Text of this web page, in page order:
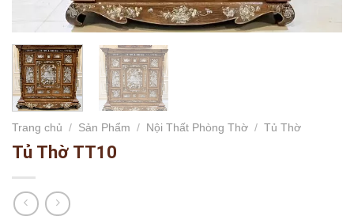
Trang chủ / Sản Phẩm / Nội Thất Phòng Thờ / Tủ Thờ
Tủ Thờ TT10